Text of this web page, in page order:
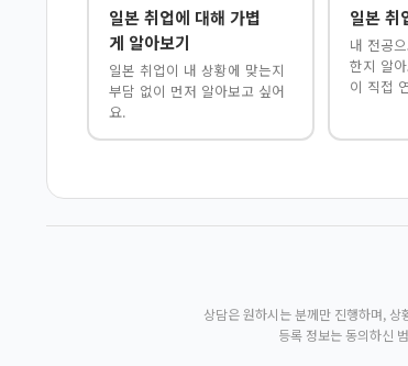
일본 취업에 대해 가볍
게 알아보기
일본 취업이 내 상황에 맞는지
부담 없이 먼저 알아보고 싶어
요.
일본 취
내 전공
한지 알
이 직접
상담은 원하시는 분께만 진행하며,
등록 정보는 동의하신